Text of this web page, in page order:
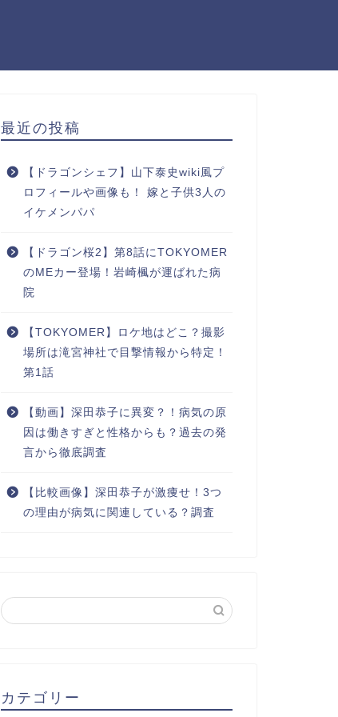
最近の投稿
【ドラゴンシェフ】山下泰史wiki風プ
ロフィールや画像も！ 嫁と子供3人の
イケメンパパ
【ドラゴン桜2】第8話にTOKYOMER
のMEカー登場！岩崎楓が運ばれた病
院
【TOKYOMER】ロケ地はどこ？撮影
場所は滝宮神社で目撃情報から特定！
第1話
【動画】深田恭子に異変？！病気の原
因は働きすぎと性格からも？過去の発
言から徹底調査
【比較画像】深田恭子が激痩せ！3つ
の理由が病気に関連している？調査
カテゴリー